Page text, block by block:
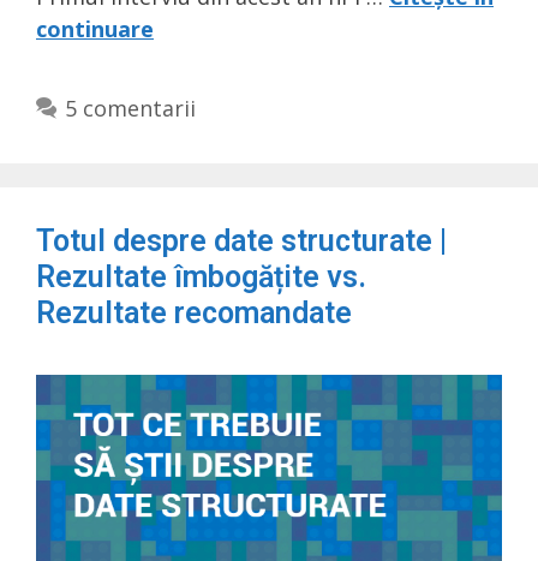
continuare
5 comentarii
Totul despre date structurate |
Rezultate îmbogățite vs.
Rezultate recomandate